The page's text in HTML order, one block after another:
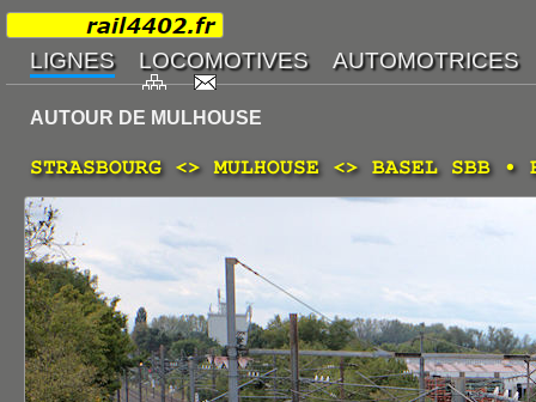
AUTOUR DE MULHOUSE
STRASBOURG <> MULHOUSE <> BASEL SBB